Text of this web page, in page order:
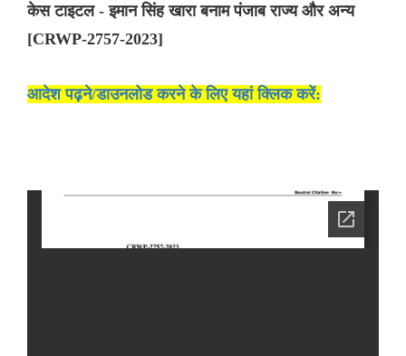
केस टाइटल - इमान सिंह खारा बनाम पंजाब राज्य और अन्य
[CRWP-2757-2023]
आदेश पढ़ने/डाउनलोड करने के लिए यहां क्लिक करें: